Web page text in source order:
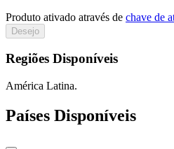
Produto ativado através de chave de
Desejo
Regiões Disponíveis
América Latina.
Países Disponíveis